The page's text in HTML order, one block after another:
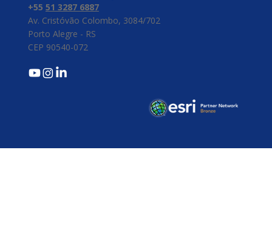
+55 51 3287 6887
Av. Cristóvão Colombo, 3084/702
Porto Alegre - RS
CEP 90540-072